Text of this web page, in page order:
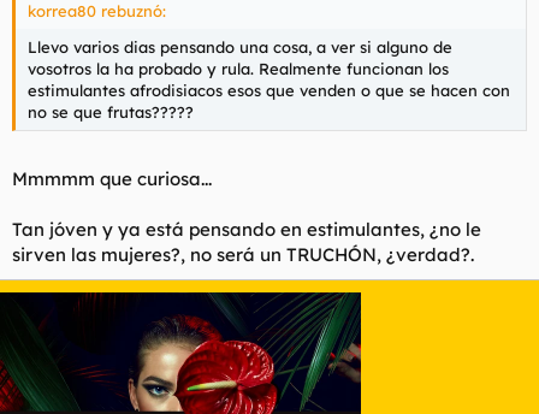
korrea80 rebuznó:
Llevo varios dias pensando una cosa, a ver si alguno de
vosotros la ha probado y rula. Realmente funcionan los
estimulantes afrodisiacos esos que venden o que se hacen con
no se que frutas?????
Mmmmm que curiosa...
Tan jóven y ya está pensando en estimulantes, ¿no le
sirven las mujeres?, no será un TRUCHÓN, ¿verdad?.